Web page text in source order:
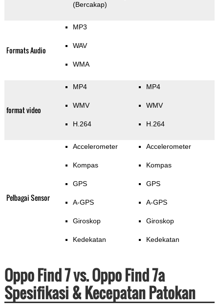
(Bercakap)
Formats Audio
MP3
WAV
WMA
format video
MP4
WMV
H.264
MP4
WMV
H.264
Pelbagai Sensor
Accelerometer
Kompas
GPS
A-GPS
Giroskop
Kedekatan
Accelerometer
Kompas
GPS
A-GPS
Giroskop
Kedekatan
Oppo Find 7 vs. Oppo Find 7a
Spesifikasi & Kecepatan Patokan